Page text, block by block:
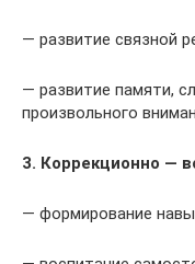
— развитие связной
— развитие памяти,
произвольного
3. Коррекционно —
— формирование